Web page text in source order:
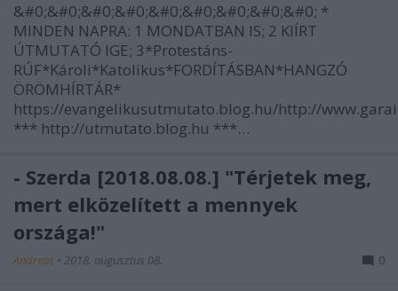
&#0;&#0;&#0;&#0;&#0;&#0;&#0;&#0;&#0; *
MINDEN NAPRA: 1 MONDATBAN IS; 2 KIÍRT
ÚTMUTATÓ IGE; 3*Protestáns-
RÚF*Károli*Katolikus*FORDÍTÁSBAN*HANGZÓ
ÖRÖMHÍRTÁR*
https://evangelikusutmutato.blog.hu/http://
*** http://utmutato.blog.hu ***…
- Szerda [2018.08.08.] "Térjetek meg,
mert elközelített a mennyek
országa!"
Andreas • 2018. augusztus 08. 0